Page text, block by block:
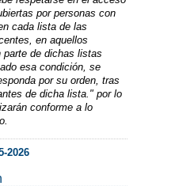
por personas con
cada lista de las
en aquellos
de dichas listas
esa condición, se
por su orden, tras
de dicha lista." por lo
conforme a lo
2026